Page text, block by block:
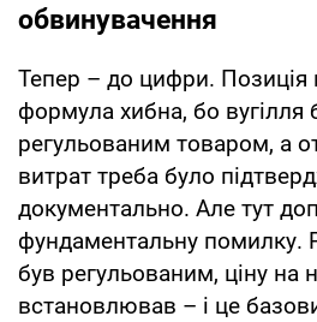
обвинувачення
Тепер – до цифри. Позиція
формула хибна, бо вугілля
регульованим товаром, а
витрат треба було
документально. Але тут
фундаментальну помилку.
був регульованим, ціну на
встановлював – і це